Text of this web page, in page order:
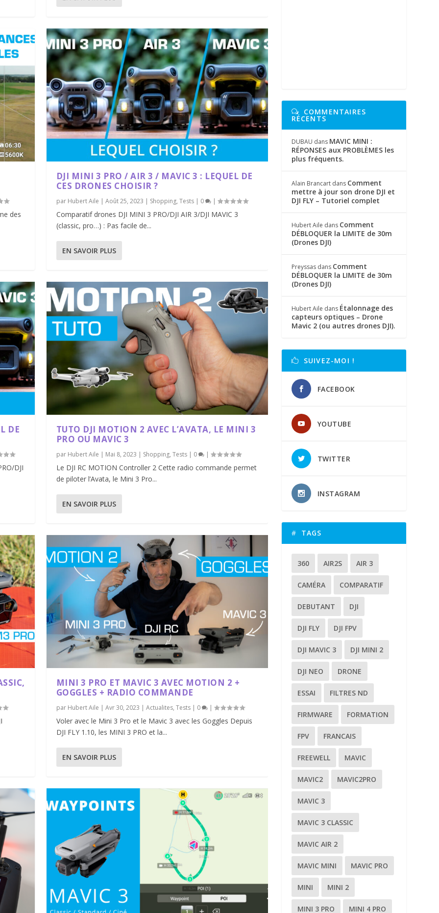
des
DE
DJI
DJI MINI 3 PRO / AIR 3 / MAVIC 3 : LEQUEL DE
CES DRONES CHOISIR ?
par Hubert Aile | Août 25, 2023 | Shopping, Tests| 0 |
Comparatif drones DJI MINI 3 PRO/DJI AIR 3/DJI MAVIC 3
(classic, pro…) : Pas facile de...
EN SAVOIR PLUS
TUTO DJI MOTION 2 AVEC L’AVATA, LE MINI 3
PRO OU MAVIC 3
par Hubert Aile | Mai 8, 2023 | Shopping, Tests| 0 |
Le DJI RC MOTION Controller 2 Cette radio commande permet
de piloter l’Avata, le Mini 3 Pro...
EN SAVOIR PLUS
MINI 3 PRO ET MAVIC 3 AVEC MOTION 2 +
GOGGLES + RADIO COMMANDE
par Hubert Aile | Avr 30, 2023 | Actualites, Tests| 0 |
Voler avec le Mini 3 Pro et le Mavic 3 avec les Goggles Depuis
DJI FLY 1.10, les MINI 3 PRO et la...
EN SAVOIR PLUS
COMMENTAIRES
RÉCENTS
DUBAU dans MAVIC MINI :
RÉPONSES aux PROBLÈMES les
plus fréquents.
Alain Brancartdans Comment
mettre à jour son drone DJI et
DJI FLY – Tutoriel complet
Hubert Aile dans Comment
DÉBLOQUER la LIMITE de 30m
(Drones DJI)
Preyssasdans Comment
DÉBLOQUER la LIMITE de 30m
(Drones DJI)
Hubert Aile dans Étalonnage des
capteurs optiques – Drone
Mavic 2 (ou autres drones DJI).
SUIVEZ-MOI !
FACEBOOK
YOUTUBE
TWITTER
INSTAGRAM
TAGS
360 AIR2S AIR 3
CAMÉRA COMPARATIF
DEBUTANT DJI
DJI FLY DJI FPV
DJI MAVIC 3 DJI MINI 2
DJI NEO DRONE
ESSAI FILTRES ND
FIRMWARE FORMATION
FPV FRANCAIS
FREEWELL MAVIC
MAVIC2 MAVIC2PRO
MAVIC 3
MAVIC 3 CLASSIC
MAVIC AIR 2
MAVIC MINI MAVIC PRO
MINI MINI 2
MINI 3 PRO MINI 4 PRO